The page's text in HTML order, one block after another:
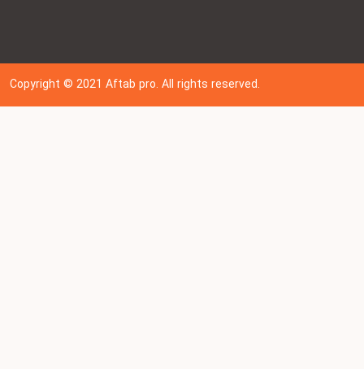
Copyright © 202 1Aftab pro. All rights reserved.